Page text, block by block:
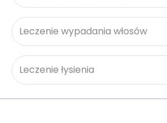
Leczenie wypadania włosów
Leczenie łysienia